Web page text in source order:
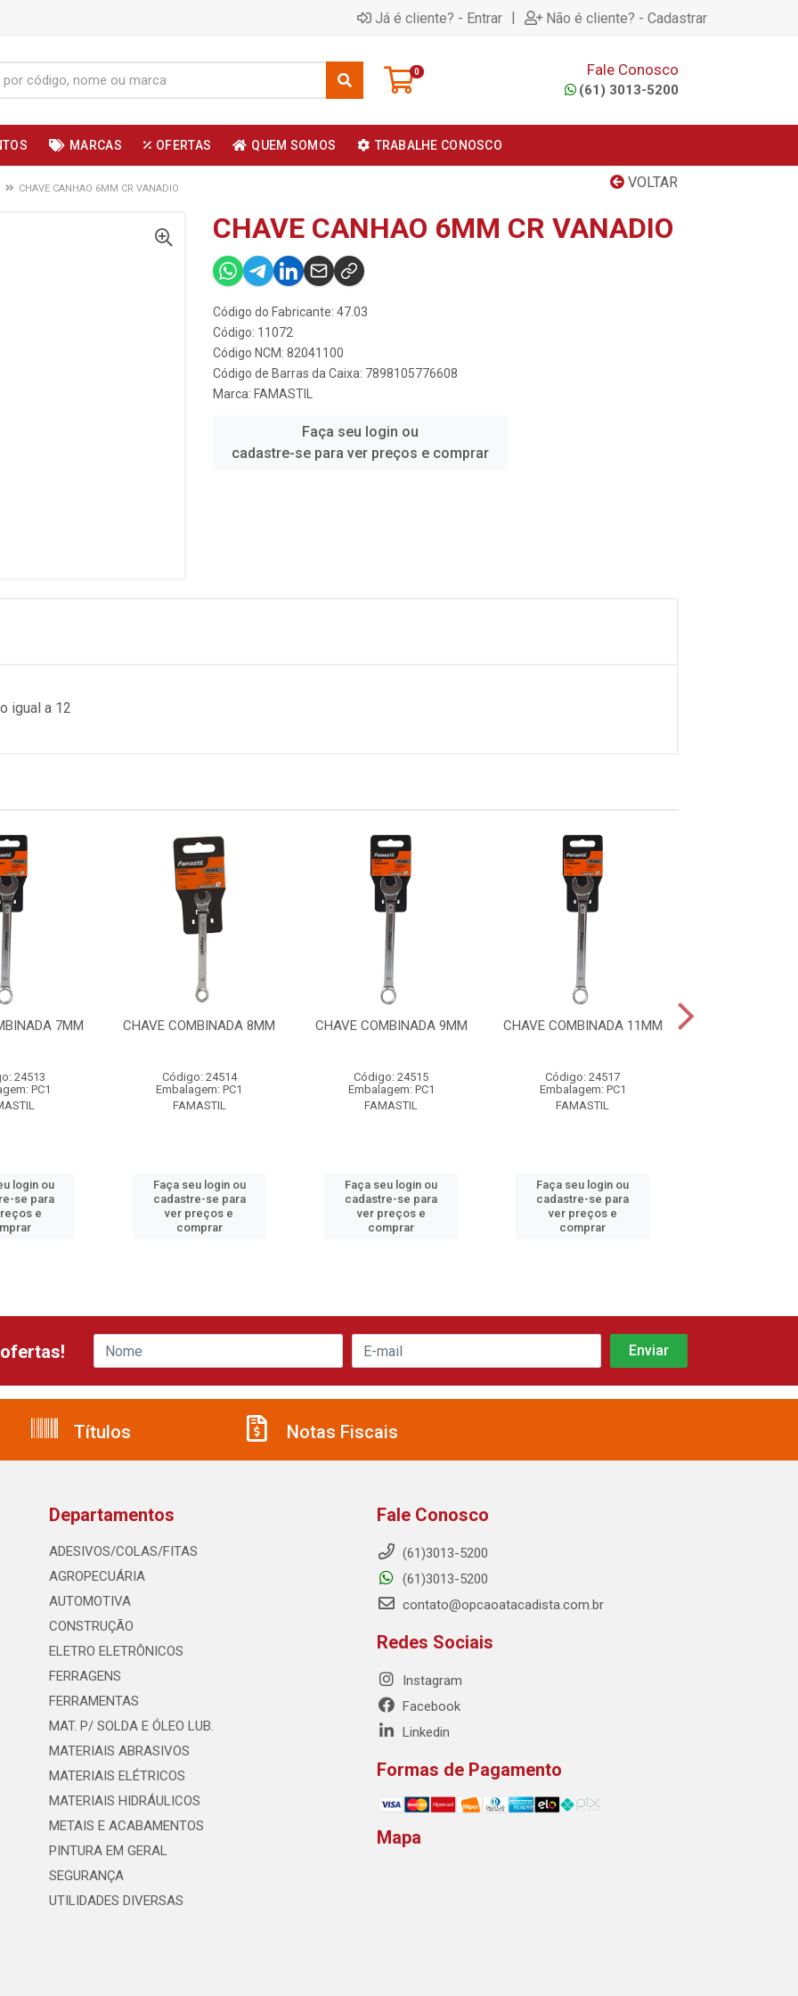
Já é cliente? - Entrar | Não é cliente? - Cadastrar
0 Fale Conosco
(61) 3013-5200
MARCAS OFERTAS QUEM SOMOS TRABALHE CONOSCO
VOLTAR
CHAVE CANHAO 6MM CR VANADIO
CHAVE CANHAO 6MM CR VANADIO
Código do Fabricante: 47.03
Código: 11072
Código NCM: 82041100
Código de Barras da Caixa: 7898105776608
Marca: FAMASTIL
Faça seu login ou
cadastre-se para ver preços e comprar
igual a 12
7MM
24513
PC1
login ou
se para
e
CHAVE COMBINADA 8MM
Código: 24514
Embalagem: PC1
FAMASTIL
Faça seu login ou
cadastre-se para
ver preços e
comprar
CHAVE COMBINADA 9MM
Código: 24515
Embalagem: PC1
FAMASTIL
Faça seu login ou
cadastre-se para
ver preços e
comprar
CHAVE COMBINADA 11MM
Código: 24517
Embalagem: PC1
FAMASTIL
Faça seu login ou
cadastre-se para
ver preços e
comprar
Títulos Notas Fiscais
Departamentos
ADESIVOS/COLAS/FITAS
AGROPECUÁRIA
AUTOMOTIVA
CONSTRUÇÃO
ELETRO ELETRÔNICOS
FERRAGENS
FERRAMENTAS
MAT. P/ SOLDA E ÓLEO LUB.
MATERIAIS ABRASIVOS
MATERIAIS ELÉTRICOS
MATERIAIS HIDRÁULICOS
METAIS E ACABAMENTOS
PINTURA EM GERAL
SEGURANÇA
UTILIDADES DIVERSAS
Fale Conosco
(61)3013-5200
(61)3013-5200
contato@opcaoatacadista.com.br
Redes Sociais
Instagram
Facebook
Linkedin
Formas de Pagamento
Mapa